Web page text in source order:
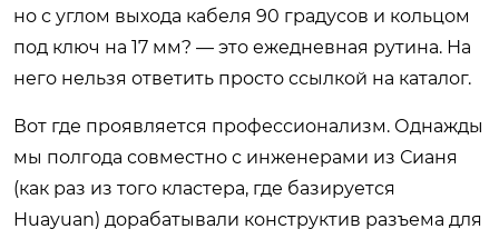
но с углом выхода кабеля 90 градусов и кольцом
под ключ на 17 мм? — это ежедневная рутина. На
него нельзя ответить просто ссылкой на каталог.
Вот где проявляется профессионализм. Однажды
мы полгода совместно с инженерами из Сианя
(как раз из того кластера, где базируется
Huayuan) дорабатывали конструктив разъема для